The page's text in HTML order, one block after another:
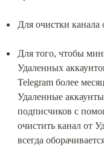
Для очистки
Для того, чтобы
Удаленных
Telegram более
Удаленные
подписчиков с
очистить канал от
всегда